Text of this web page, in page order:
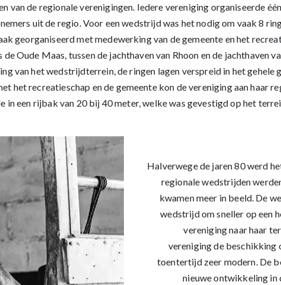
van de regionale verenigingen. Iedere vereniging organiseerde
uit de regio. Voor een wedstrijd was het nodig om vaak 8
georganiseerd met medewerking van de gemeente en het
Oude Maas, tussen de jachthaven van Rhoon en de jachthaven
van het wedstrijdterrein, de ringen lagen verspreid in het
het recreatieschap en de gemeente kon de vereniging aan haar
een rijbak van 20 bij 40 meter, welke was gevestigd op het
Halverwege de jaren 80 werd
regionale wedstrijden
kwamen meer in beeld. De
wedstrijd om sneller op een
vereniging naar haar
vereniging de beschikking
toentertijd zeer modern. De
nieuwe ontwikkeling in